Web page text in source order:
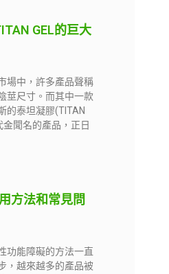
GEL的巨大
場中，許多產品聲稱
莖尺寸。而其中一款
的泰坦凝膠(TITAN
聞名的產品，正日
方法和常見問
功能障礙的方法一直
，越來越多的產品被